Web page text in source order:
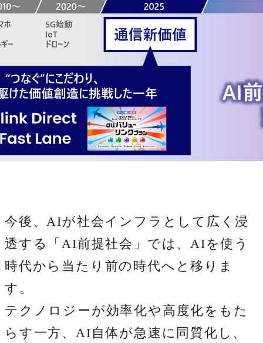
今後、AIが社会インフラとして広く浸
透する「AI前提社会」では、AIを使う
時代から当たり前の時代へと移りま
す。
テクノロジーが効率化や高度化をもた
らす一方、AI自体が急速に同質化し、